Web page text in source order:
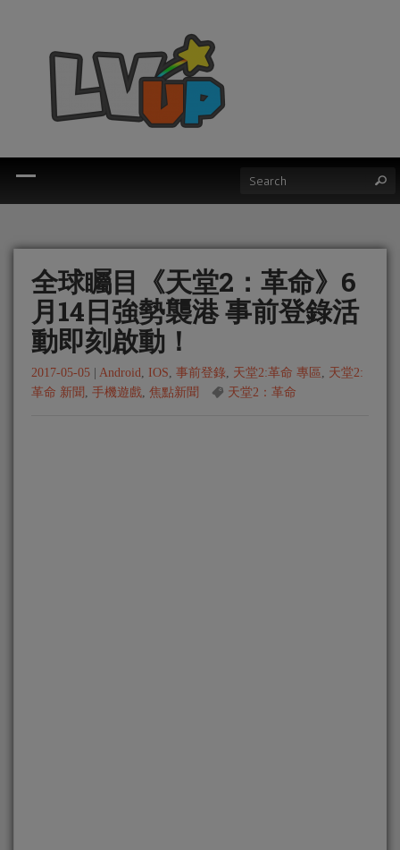
全球矚目《天堂2：革命》6
月14日強勢襲港 事前登錄活
動即刻啟動！
2017-05-05 Android, IOS, 事前登錄, 天堂2:革命 專區 , 天堂2:
革命 新聞 , 手機遊戲, 焦點新聞 天堂2：革命